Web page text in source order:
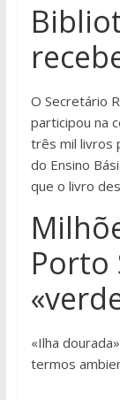
O Secretário
participou na
três mil livros
do Ensino
que o livro
Porto
«Ilha
termos